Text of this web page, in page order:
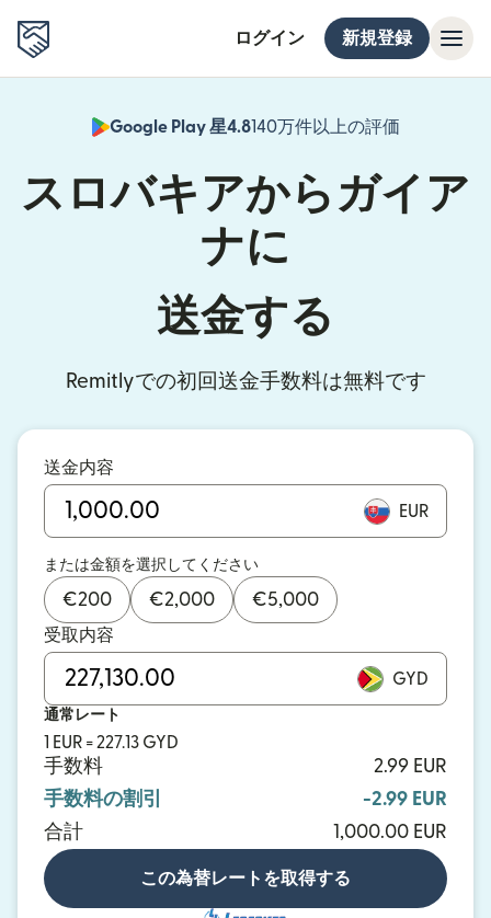
ログイン 新規登録
Google Play 星4.8140万件以上の評価
（別ウィン
スロバキアからガイア
ナに
送金する
Remitlyでの初回送金手数料は無料です
送金内容
EUR
または金額を選択してください
€200 €2,000 €5,000
受取内容
GYD
通常レート
1 EUR = 227.13 GYD
手数料
2.99 EUR
手数料の割引
-2.99 EUR
合計
1,000.00 EUR
この為替レートを取得する